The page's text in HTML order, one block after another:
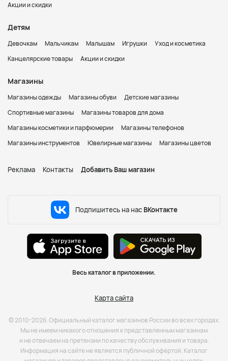
Акции и скидки
Детям
Девочкам Мальчикам Малышам Игрушки
Уход и косметика
Канцелярские товары
Акции и скидки
Магазины
Магазины одежды Магазины обуви
Детские магазины
Спортивные магазины
Магазины товаров для дома
Магазины косметики и парфюмерии
Магазины телефонов
Магазины инструментов
Ювелирные магазины Магазины цветов
Реклама Контакты Добавить Ваш магазин
Подпишитесь на нас ВКонтакте
Весь каталог в приложении.
Карта сайта
© 2010-2026. Официальный каталог магазинов России во всех городах.
Мы не имеем никакого отношения к представленным магазинам
и не отвечаем на претензии по качеству обслуживания и товара.
Информация на сайте не является публичной офёртой. Каталог